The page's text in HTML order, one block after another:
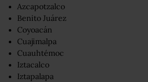
Azcapotzalco
Benito Juárez
Coyoacán
Cuajimalpa
Cuauhtémoc
Iztacalco
Iztapalapa